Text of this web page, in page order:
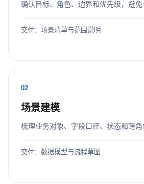
确认目标、角色、边界和优先级，避免
交付：场景清单与范围说明
02
场景建模
梳理业务对象、字段口径、状态和跨角
交付：数据模型与流程草图